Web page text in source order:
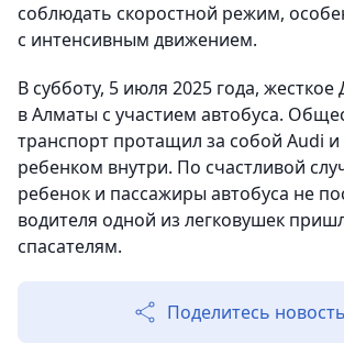
соблюдать скоростной режим,
с интенсивным движением.
В субботу, 5 июля 2025 года, жесткое
в Алматы с участием автобуса.
транспорт протащил за собой Audi и
ребенком внутри. По счастливой
ребенок и пассажиры автобуса не
водителя одной из легковушек
спасателям.
Поделитесь